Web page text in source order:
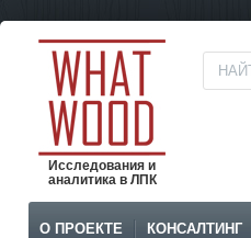
Исследования и
аналитика в ЛПК
О ПРОЕКТЕ КОНСАЛТИНГ